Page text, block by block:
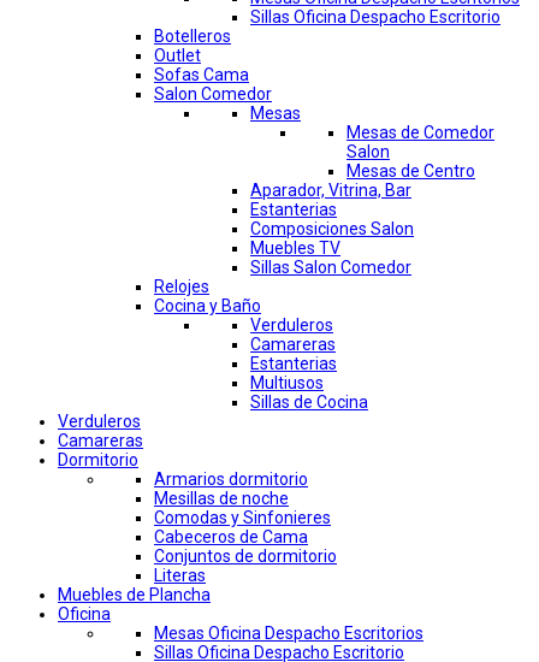
Sillas Oficina Despacho Escritorio
Botelleros
Outlet
Sofas Cama
Salon Comedor
Mesas
Mesas de Comedor
Salon
Mesas de Centro
Aparador, Vitrina, Bar
Estanterias
Composiciones Salon
Muebles TV
Sillas Salon Comedor
Relojes
Cocina y Baño
Verduleros
Camareras
Estanterias
Multiusos
Sillas de Cocina
Verduleros
Camareras
Dormitorio
Armarios dormitorio
Mesillas de noche
Comodas y Sinfonieres
Cabeceros de Cama
Conjuntos de dormitorio
Literas
Muebles de Plancha
Oficina
Mesas Oficina Despacho Escritorios
Sillas Oficina Despacho Escritorio